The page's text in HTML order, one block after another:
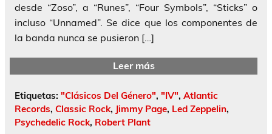
desde “Zoso”, a “Runes”, “Four Symbols”, “Sticks” o
incluso “Unnamed”. Se dice que los componentes de
la banda nunca se pusieron […]
Leer más
Etiquetas: "Clásicos Del Género", "IV", Atlantic
Records, Classic Rock, Jimmy Page, Led Zeppelin,
Psychedelic Rock, Robert Plant